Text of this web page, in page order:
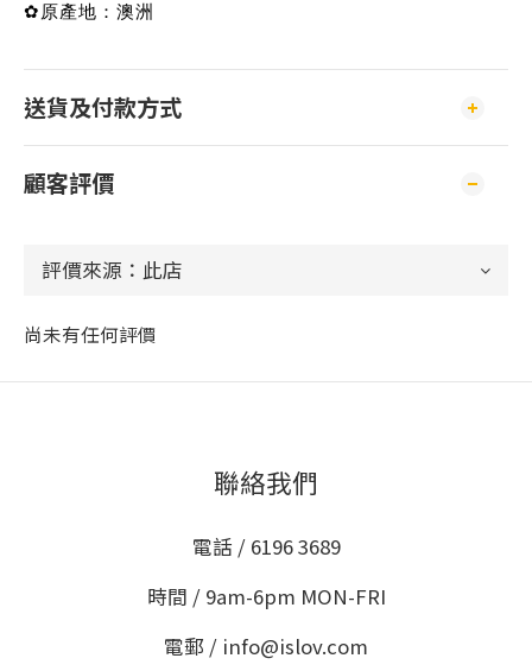
✿原產地：澳洲
送貨及付款方式
顧客評價
尚未有任何評價
聯絡我們
電話 / 6196 3689
時間 / 9am-6pm MON-FRI
電郵 / info@islov.com